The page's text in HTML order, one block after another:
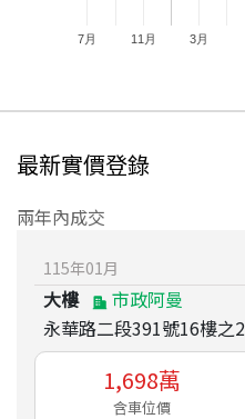
7月 11月 3月
最新實價登錄
兩年內成交
115年01月
大樓
市政阿曼
永華路二段391號16樓之2
1,698萬
含車位價